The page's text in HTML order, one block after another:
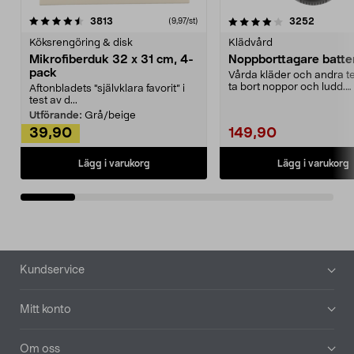
3813 (9,97/st)
Köksrengöring & disk
Mikrofiberduk 32 x 31 cm, 4-
pack
Aftonbladets "självklara favorit” i
test av d...
Utförande: Grå/beige
39,90
Lägg i varukorg
4.0av 5 stjärnor 3252
Klädvård
Noppborttagare
Vårda kläder och andra
ta bort noppor och ludd.
149,90
Lägg i varukorg
4.5av 5 stjärnor
Sidfot
Kundservice
Mitt konto
Om oss